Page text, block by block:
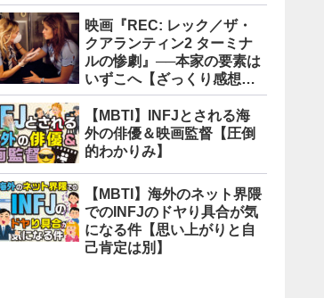
す】
映画『REC: レック／ザ・
クアランティン2 ターミナ
ルの惨劇』──本家の要素は
いずこへ【ざっくり感想
版】
【MBTI】INFJとされる海
外の俳優＆映画監督【圧倒
的わかりみ】
【MBTI】海外のネット界隈
でのINFJのドヤり具合が気
になる件【思い上がりと自
己肯定は別】